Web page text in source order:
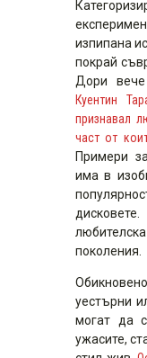
изпипана
покрай
Дори
Куентин
признавал
част от
Примери
има в
поколения.
уестърни
могат да
ужасите,